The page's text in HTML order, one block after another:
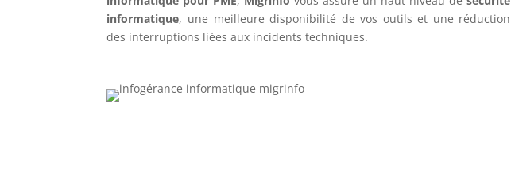
informatique, une meilleure disponibilité de vos outils et une réduction
des interruptions liées aux incidents techniques.